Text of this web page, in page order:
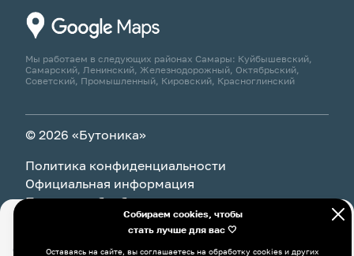
250 ₽
Мы работаем в следующих районах Самары: Куйбышевский,
Самарский, Ленинский, Железнодорожный, Октябрьский,
Советский, Промышленный, Кировский, Красноглинский
© 2026 «Бутоника»
Политика конфиденциальности
Официальная информация
Политика обработки персональных данных
Оставаясь на сайте, вы соглашаетесь на обработку cookies и
использованием системы Яндекс Метрика, в соответствии с
Собираем cookies, чтобы
стать лучше для вас 🤍
Оставаясь на сайте, вы соглашаетесь на обработку cookies и других